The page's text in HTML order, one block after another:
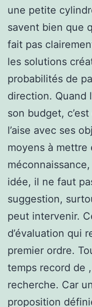
une petite
savent bien que
fait pas
les solutions
probabilités de
direction. Quand
son budget, c’est
l’aise avec ses
moyens à
idée, il ne faut
suggestion,
peut intervenir.
d’évaluation qui
premier ordre.
temps record de
recherche. Car
proposition